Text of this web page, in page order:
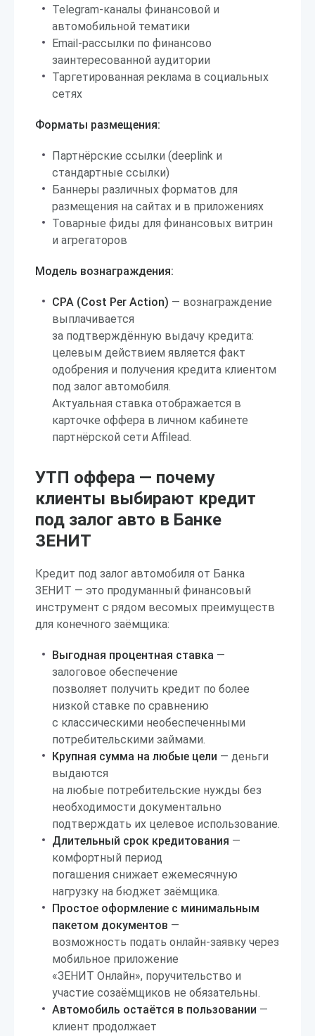
Telegram-каналы финансовой и
автомобильной тематики
Email-рассылки по финансово
заинтересованной аудитории
Таргетированная реклама в социальных
сетях
Форматы размещения:
Партнёрские ссылки (deeplink и
стандартные ссылки)
Баннеры различных форматов для
размещения на сайтах и в приложениях
Товарные фиды для финансовых витрин
и агрегаторов
Модель вознаграждения:
CPA (Cost Per Action) — вознаграждение
выплачивается
за подтверждённую выдачу кредита:
целевым действием является факт
одобрения и получения кредита клиентом
под залог автомобиля.
Актуальная ставка отображается в
карточке оффера в личном кабинете
партнёрской сети Affilead.
УТП оффера — почему
клиенты выбирают кредит
под залог авто в Банке
ЗЕНИТ
Кредит под залог автомобиля от Банка
ЗЕНИТ — это продуманный финансовый
инструмент с рядом весомых преимуществ
для конечного заёмщика:
Выгодная процентная ставка —
залоговое обеспечение
позволяет получить кредит по более
низкой ставке по сравнению
с классическими необеспеченными
потребительскими займами.
Крупная сумма на любые цели — деньги
выдаются
на любые потребительские нужды без
необходимости документально
подтверждать их целевое использование.
Длительный срок кредитования —
комфортный период
погашения снижает ежемесячную
нагрузку на бюджет заёмщика.
Простое оформление с минимальным
пакетом документов —
возможность подать онлайн-заявку через
мобильное приложение
«ЗЕНИТ Онлайн», поручительство и
участие созаёмщиков не обязательны.
Автомобиль остаётся в пользовании —
клиент продолжает